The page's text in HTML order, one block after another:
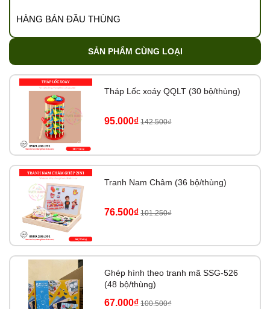
HÀNG BÁN ĐẦU THÙNG
SẢN PHẨM CÙNG LOẠI
Tháp Lốc xoáy QQLT (30 bộ/thùng)
95.000₫ 142.500₫
Tranh Nam Châm (36 bộ/thùng)
76.500₫ 101.250₫
Ghép hình theo tranh mã SSG-526
(48 bộ/thùng)
67.000₫ 100.500₫